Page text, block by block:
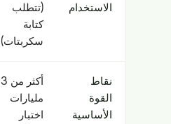
الاستخدام
(تتطلب
كتابة
سكربتات)
نقاط
القوة
الأساسية
أكثر من 3
مليارات
اختبار